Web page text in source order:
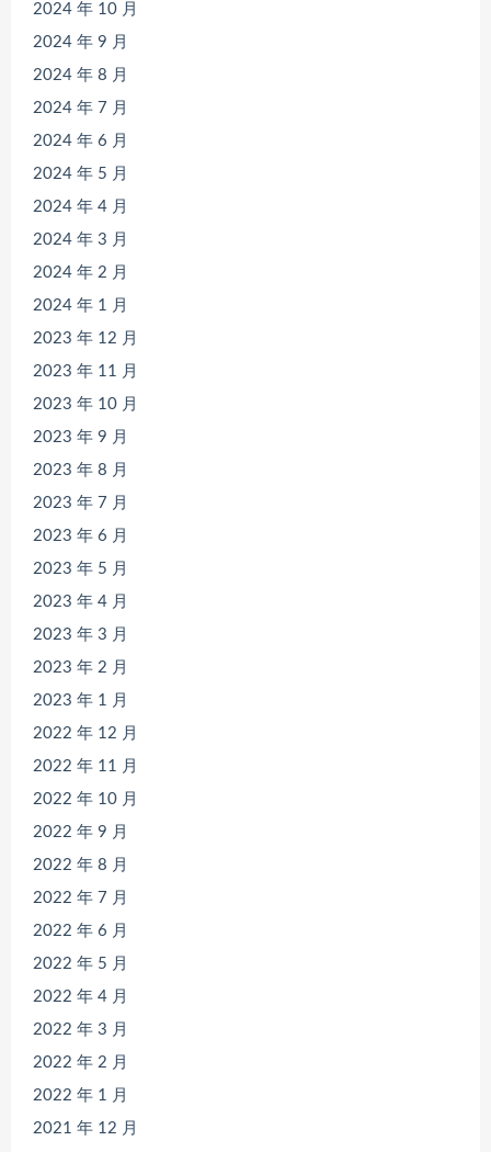
2024 年 10 月
2024 年 9 月
2024 年 8 月
2024 年 7 月
2024 年 6 月
2024 年 5 月
2024 年 4 月
2024 年 3 月
2024 年 2 月
2024 年 1 月
2023 年 12 月
2023 年 11 月
2023 年 10 月
2023 年 9 月
2023 年 8 月
2023 年 7 月
2023 年 6 月
2023 年 5 月
2023 年 4 月
2023 年 3 月
2023 年 2 月
2023 年 1 月
2022 年 12 月
2022 年 11 月
2022 年 10 月
2022 年 9 月
2022 年 8 月
2022 年 7 月
2022 年 6 月
2022 年 5 月
2022 年 4 月
2022 年 3 月
2022 年 2 月
2022 年 1 月
2021 年 12 月